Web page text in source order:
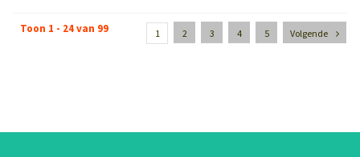
Toon 1 - 24 van 99 1 2 3 4 5 Volgende